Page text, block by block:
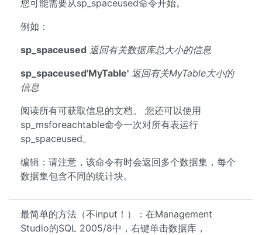
您可能需要从sp_spaceused命令开始。
例如：
sp_spaceused 返回有关数据库总大小的信息
sp_spaceused'MyTable' 返回有关MyTable大小的
信息
阅读所有可获取信息的文档。 您还可以使用
sp_msforeachtable命令一次对所有表运行
sp_spaceused。
编辑：请注意，该命令有时会返回多个数据集，每个
数据集包含不同的统计块。
最简单的方法（不input！）：在Management
Studio的SQL 2005/8中，右键单击数据库，